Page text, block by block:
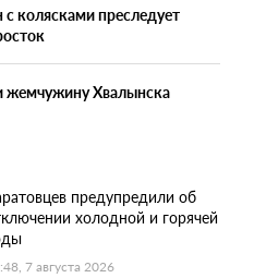
колясками преследует
жемчужину Хвалынска
предупредили об
холодной и горячей
7 августа 2026